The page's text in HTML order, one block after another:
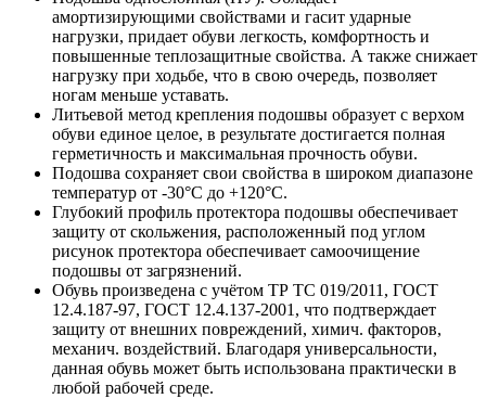
амортизирующими свойствами и гасит ударные
нагрузки, придает обуви легкость, комфортность и
повышенные теплозащитные свойства. А также снижает
нагрузку при ходьбе, что в свою очередь, позволяет
ногам меньше уставать.
Литьевой метод крепления подошвы образует с верхом
обуви единое целое, в результате достигается полная
герметичность и максимальная прочность обуви.
Подошва сохраняет свои свойства в широком диапазоне
температур от -30°С до +120°С.
Глубокий профиль протектора подошвы обеспечивает
защиту от скольжения, расположенный под углом
рисунок протектора обеспечивает самоочищение
подошвы от загрязнений.
Обувь произведена с учётом ТР ТС 019/2011, ГОСТ
12.4.187-97, ГОСТ 12.4.137-2001, что подтверждает
защиту от внешних повреждений, химич. факторов,
механич. воздействий. Благодаря универсальности,
данная обувь может быть использована практически в
любой рабочей среде.